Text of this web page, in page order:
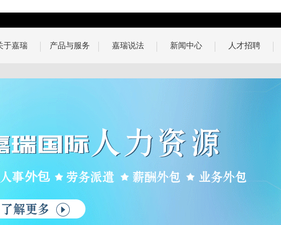
于嘉瑞 产品与服务 嘉瑞说法 新闻中心 人才招聘